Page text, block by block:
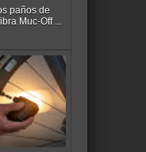
paños de
Muc-Off ...